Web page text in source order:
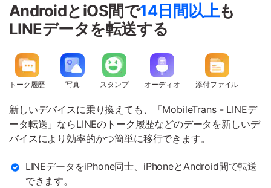
AndroidとiOS間で14日間以上も
LINEデータを転送する
トーク履歴 写真 スタンプ オーディオ 添付ファイル
新しいデバイスに乗り換えても、「MobileTrans - LINEデ
ータ転送」ならLINEのトーク履歴などのデータを新しいデ
バイスにより効率的かつ簡単に移行できます。
LINEデータをiPhone同士、iPhoneとAndroid間で転送
できます。